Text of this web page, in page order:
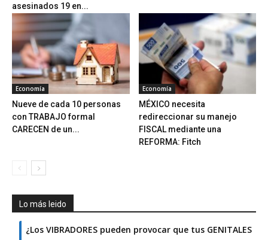
asesinados 19 en...
Economía
Nueve de cada 10 personas
con TRABAJO formal
CARECEN de un...
Economía
MÉXICO necesita
redireccionar su manejo
FISCAL mediante una
REFORMA: Fitch
Lo más leido
¿Los VIBRADORES pueden provocar que tus GENITALES